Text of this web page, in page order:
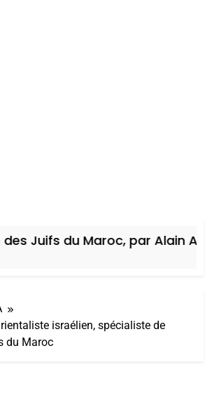
Juifs du Maroc, par Alain
israélien, spécialiste de
du Maroc